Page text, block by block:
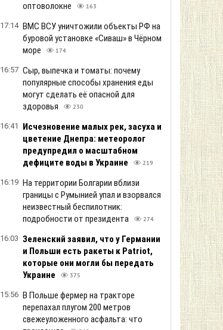
оптоволокне
163
17:14 ВМС ВСУ уничтожили объекты РФ на
буровой установке «Сиваш» в Чёрном
море
174
16:57 Сыр, выпечка и томаты: почему
популярные способы хранения еды
могут сделать её опасной для
здоровья
230
16:41
Исчезновение малых рек, засуха и
цветение Днепра: метеоролог
предупредил о масштабном
дефиците воды в Украине
219
16:19 На территории Болгарии вблизи
границы с Румынией упал и взорвался
неизвестный беспилотник:
подробности от президента
274
16:03 Зеленский заяв ил, что у Германии
и Польши есть ракеты к Patriot,
которые они могли бы передать
Украине
375
15:56 В Польше фермер на тракторе
перепахал плугом 200 метров
свежеуложенного асфальта: что